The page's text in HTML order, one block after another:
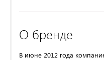
О бренде
В июне 2012 года